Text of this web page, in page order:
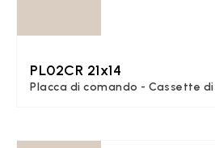
PL02CR 21x14
Placca di comando - Cassette